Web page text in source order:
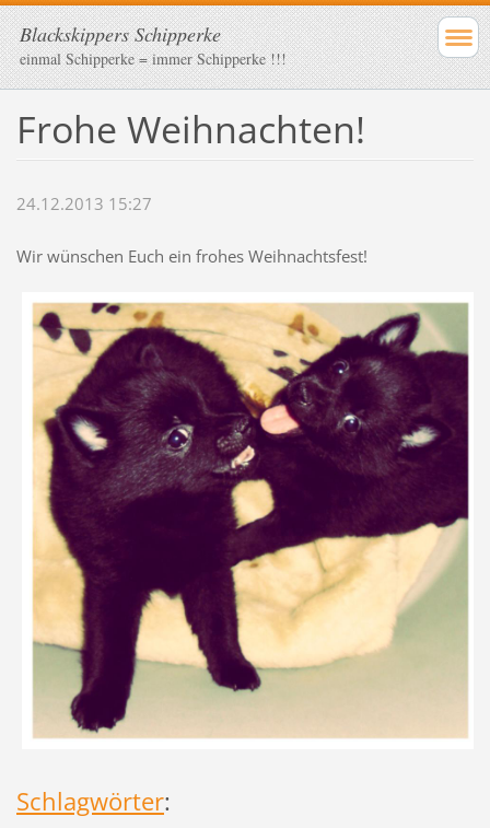
Blackskippers Schipperke
einmal Schipperke = immer Schipperke !!!
Frohe Weihnachten!
24.12.2013 15:27
Wir wünschen Euch ein frohes Weihnachtsfest!
Schlagwörter: